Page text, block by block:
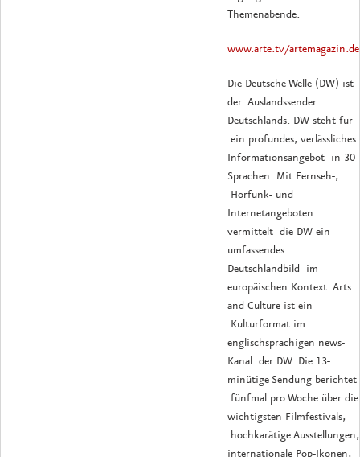
Themenabende.
www.arte.tv/artemagazin.de
Die Deutsche Welle (DW) ist
der Auslandssender
Deutschlands. DW steht für
ein profundes, verlässliches
Informationsangebot in 30
Sprachen. Mit Fernseh-,
Hörfunk- und
Internetangeboten
vermittelt die DW ein
umfassendes
Deutschlandbild im
europäischen Kontext. Arts
and Culture ist ein
Kulturformat im
englischsprachigen news-
Kanal der DW. Die 13-
minütige Sendung berichtet
fünfmal pro Woche über die
wichtigsten Filmfestivals,
hochkarätige Ausstellungen,
internationale Pop-Ikonen,